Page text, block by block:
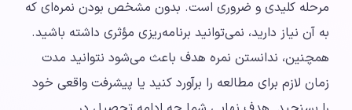
مرحله کلیدی و ضروری است. بدون مشخص بودن نمره‌ای که
به آن نیاز دارید، نمی‌توانید برنامه‌ریزی مؤثری داشته باشید.
همچنین، ندانستن نمره هدف باعث می‌شود نتوانید مدت
زمان لازم برای مطالعه را برآورد کنید یا پیشرفت واقعی خود